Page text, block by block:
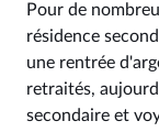
Pour de
résidence
une rentrée
retraités,
secondaire et